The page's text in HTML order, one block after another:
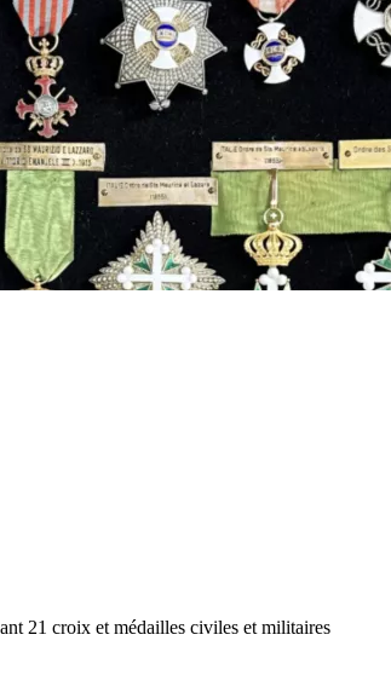
21 croix et médailles civiles et militaires